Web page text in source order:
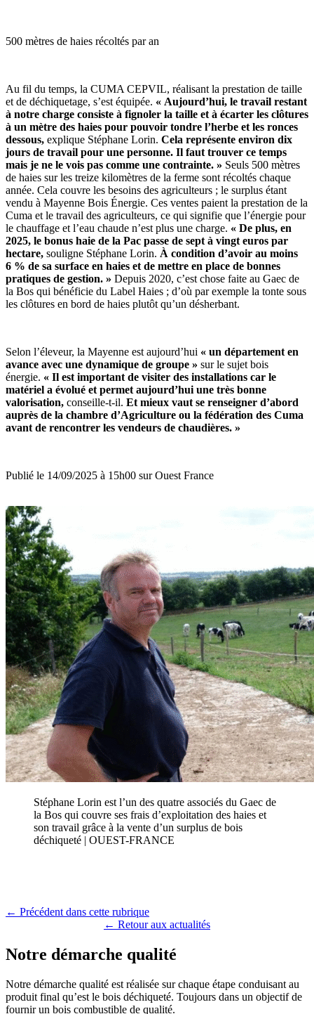
500 mètres de haies récoltés par an
Au fil du temps, la CUMA CEPVIL, réalisant la prestation de taille
et de déchiquetage, s’est équipée. « Aujourd’hui, le travail restant
à notre charge consiste à fignoler la taille et à écarter les clôtures
à un mètre des haies pour pouvoir tondre l’herbe et les ronces
dessous, explique Stéphane Lorin. Cela représente environ dix
jours de travail pour une personne. Il faut trouver ce temps
mais je ne le vois pas comme une contrainte. » Seuls 500 mètres
de haies sur les treize kilomètres de la ferme sont récoltés chaque
année. Cela couvre les besoins des agriculteurs ; le surplus étant
vendu à Mayenne Bois Énergie. Ces ventes paient la prestation de la
Cuma et le travail des agriculteurs, ce qui signifie que l’énergie pour
le chauffage et l’eau chaude n’est plus une charge. « De plus, en
2025, le bonus haie de la Pac passe de sept à vingt euros par
hectare, souligne Stéphane Lorin. À condition d’avoir au moins
6 % de sa surface en haies et de mettre en place de bonnes
pratiques de gestion. » Depuis 2020, c’est chose faite au Gaec de
la Bos qui bénéficie du Label Haies ; d’où par exemple la tonte sous
les clôtures en bord de haies plutôt qu’un désherbant.
Selon l’éleveur, la Mayenne est aujourd’hui « un département en
avance avec une dynamique de groupe » sur le sujet bois
énergie. « Il est important de visiter des installations car le
matériel a évolué et permet aujourd’hui une très bonne
valorisation, conseille-t-il. Et mieux vaut se renseigner d’abord
auprès de la chambre d’Agriculture ou la fédération des Cuma
avant de rencontrer les vendeurs de chaudières. »
Publié le 14/09/2025 à 15h00 sur Ouest France
Stéphane Lorin est l’un des quatre associés du Gaec de
la Bos qui couvre ses frais d’exploitation des haies et
son travail grâce à la vente d’un surplus de bois
déchiqueté | OUEST-FRANCE
← Précédent dans cette rubrique
← Retour aux actualités
Notre démarche qualité
Notre démarche qualité est réalisée sur chaque étape conduisant au
produit final qu’est le bois déchiqueté. Toujours dans un objectif de
fournir un bois combustible de qualité.